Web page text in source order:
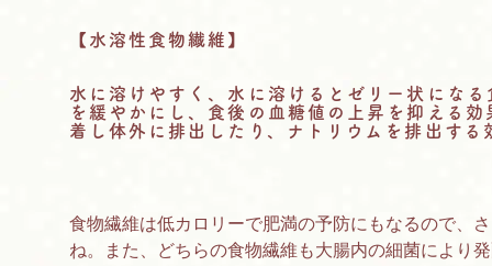
【水溶性食物繊維】
水に溶けやすく、水に溶けるとゼリー状にな
を緩やかにし、食後の血糖値の上昇を抑える
着し体外に排出したり、ナトリウムを排出する
食物繊維は低カロリーで肥満の予防にもなるので、
ね。また、どちらの食物繊維も大腸内の細菌により